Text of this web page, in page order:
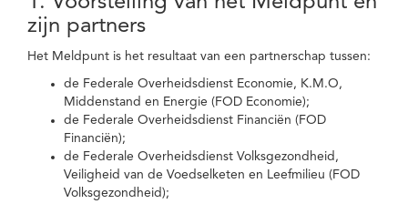
zijn partners
Het Meldpunt is het resultaat van een partnerschap tussen:
de Federale Overheidsdienst Economie, K.M.O,
Middenstand en Energie (FOD Economie);
de Federale Overheidsdienst Financiën (FOD
Financiën);
de Federale Overheidsdienst Volksgezondheid,
Veiligheid van de Voedselketen en Leefmilieu (FOD
Volksgezondheid);